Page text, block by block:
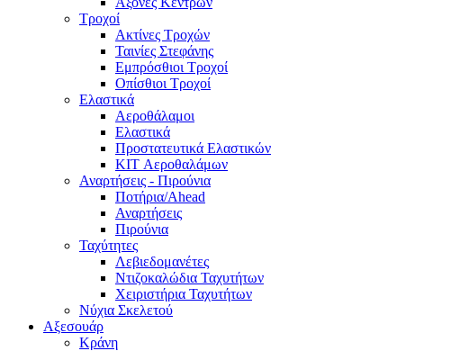
Τροχοί
Ακτίνες Τροχών
Ταινίες Στεφάνης
Εμπρόσθιοι Τροχοί
Οπίσθιοι Τροχοί
Ελαστικά
Αεροθάλαμοι
Ελαστικά
Προστατευτικά Ελαστικών
KIT Αεροθαλάμων
Αναρτήσεις - Πιρούνια
Ποτήρια/Ahead
Αναρτήσεις
Πιρούνια
Ταχύτητες
Λεβιεδομανέτες
Ντιζοκαλώδια Ταχυτήτων
Χειριστήρια Ταχυτήτων
Νύχια Σκελετού
Αξεσουάρ
Κράνη